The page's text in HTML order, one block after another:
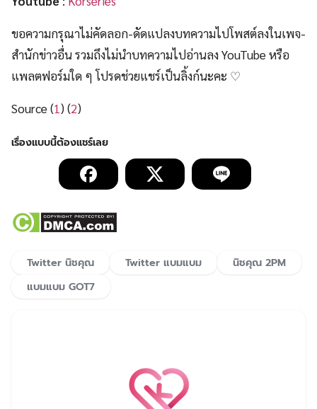
ขอความกรุณาไม่คัดลอก-ดัดแปลงบทความไปโพสต์ลงในเพจ-
สำนักข่าวอื่น รวมถึงไม่นำบทความไปอ่านลง YouTube หรือ
แพลตฟอร์มใด ๆ โปรดช่วยแชร์เป็นลิ้งก์นะคะ ♡
Source (1) (2)
Twitter นิชคุณ Twitter แบมแบม
นิชคุณ 2PM
แบมแบม GOT7